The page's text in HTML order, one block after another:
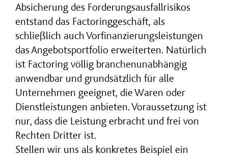
Absicherung des Forderungsausfallrisikos
entstand das Factoringgeschäft, als
schließlich auch Vorfinanzierungsleistungen
das Angebotsportfolio erweiterten. Natürlich
ist Factoring völlig branchenunabhängig
anwendbar und grundsätzlich für alle
Unternehmen geeignet, die Waren oder
Dienstleistungen anbieten. Voraussetzung ist
nur, dass die Leistung erbracht und frei von
Rechten Dritter ist.
Stellen wir uns als konkretes Beispiel ein